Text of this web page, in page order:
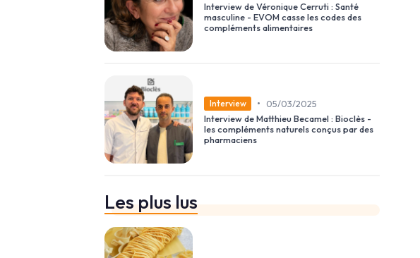
Interview de Véronique Cerruti : Santé
masculine - EVOM casse les codes des
compléments alimentaires
Interview •
05/03/2025
Interview de Matthieu Becamel : Bioclès -
les compléments naturels conçus par des
pharmaciens
Les plus lus